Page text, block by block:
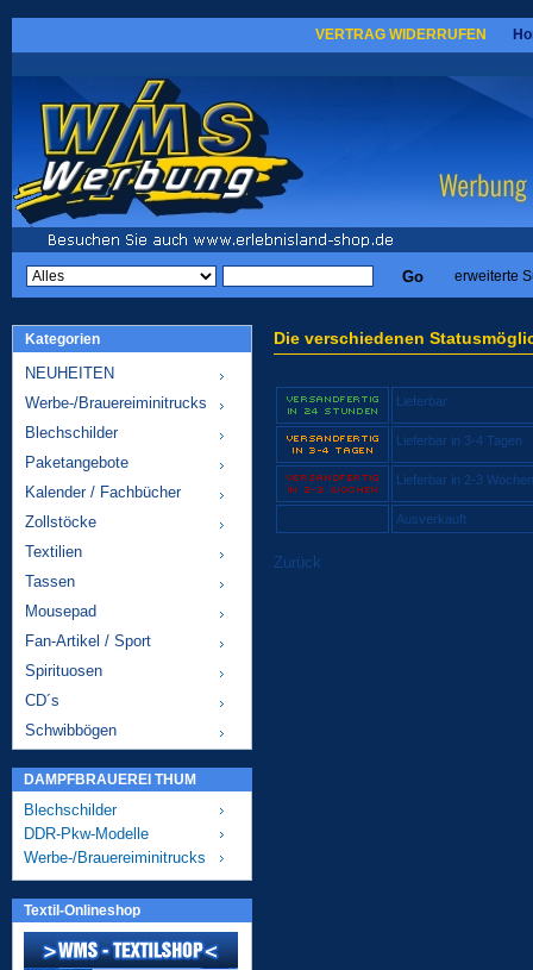
VERTRAG WIDERRUFEN
erweiterte
Kategorien
NEUHEITEN
Werbe-/Brauereiminitrucks
Blechschilder
Paketangebote
Kalender / Fachbücher
Zollstöcke
Textilien
Tassen
Mousepad
Fan-Artikel / Sport
Spirituosen
CD´s
Schwibbögen
DAMPFBRAUEREI THUM
Blechschilder
DDR-Pkw-Modelle
Werbe-/Brauereiminitrucks
Textil-Onlineshop
Die verschiedenen
Lieferbar
Lieferbar in 3-4 Tagen
Lieferbar in 2-3 Wochen
Ausverkauft
Zurück